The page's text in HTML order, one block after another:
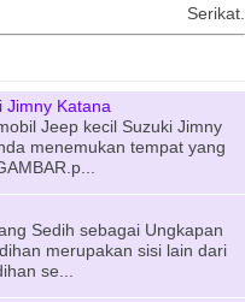
Serikat.
Jimny Katana
Jeep kecil Suzuki Jimny
menemukan tempat yang
Sedih sebagai Ungkapan
merupakan sisi lain dari
se...